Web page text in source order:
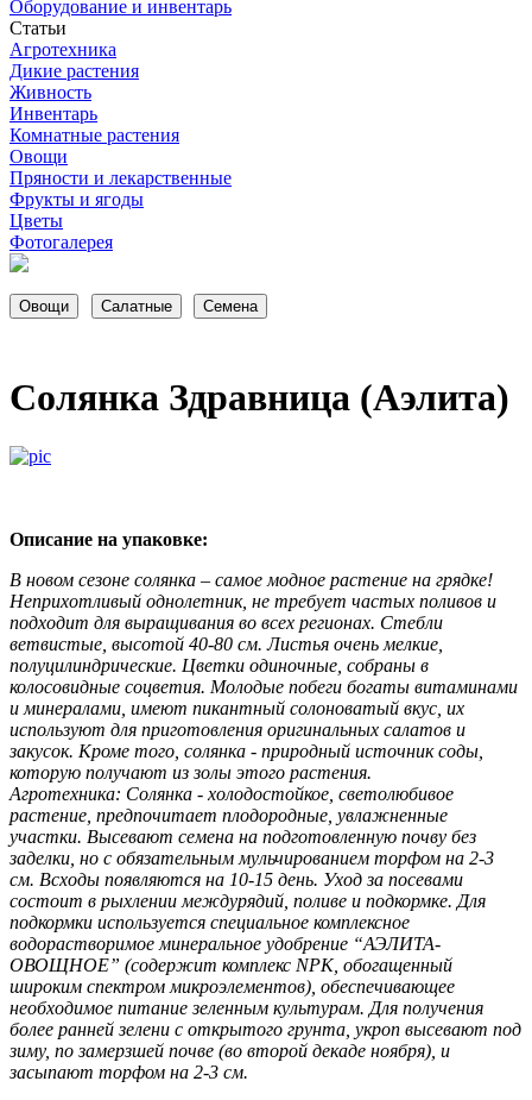
Оборудование и инвентарь
Статьи
Агротехника
Дикие растения
Живность
Инвентарь
Комнатные растения
Овощи
Пряности и лекарственные
Фрукты и ягоды
Цветы
Фотогалерея
Солянка Здравница (Аэлита)
Описание на упаковке:
В новом сезоне солянка – самое модное растение на грядке!
Неприхотливый однолетник, не требует частых поливов и
подходит для выращивания во всех регионах. Стебли
ветвистые, высотой 40-80 см. Листья очень мелкие,
полуцилиндрические. Цветки одиночные, собраны в
колосовидные соцветия. Молодые побеги богаты витаминами
и минералами, имеют пикантный солоноватый вкус, их
используют для приготовления оригинальных салатов и
закусок. Кроме того, солянка - природный источник соды,
которую получают из золы этого растения.
Агротехника: Солянка - холодостойкое, светолюбивое
растение, предпочитает плодородные, увлажненные
участки. Высевают семена на подготовленную почву без
заделки, но с обязательным мульчированием торфом на 2-3
см. Всходы появляются на 10-15 день. Уход за посевами
состоит в рыхлении междурядий, поливе и подкормке. Для
подкормки используется специальное комплексное
водорастворимое минеральное удобрение “АЭЛИТА-
ОВОЩНОЕ” (содержит комплекс NPK, обогащенный
широким спектром микроэлементов), обеспечивающее
необходимое питание зеленным культурам. Для получения
более ранней зелени с открытого грунта, укроп высевают под
зиму, по замерзшей почве (во второй декаде ноября), и
засыпают торфом на 2-3 см.